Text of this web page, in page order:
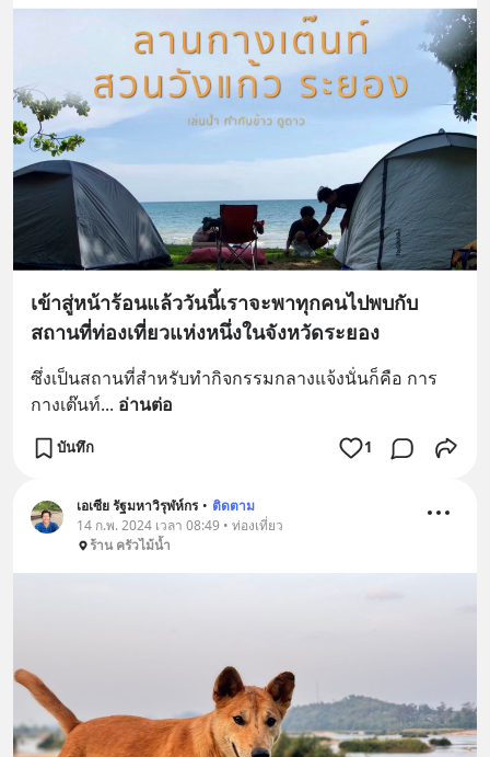
เข้าสู่หน้าร้อนแล้ววันนี้เราจะพาทุกคนไปพบกับ
สถานที่ท่องเที่ยวแห่งหนึ่งในจังหวัดระยอง
ซึ่งเป็นสถานที่สำหรับทำกิจกรรมกลางแจ้งนั่นก็คือ การ
กางเต๊นท์... อ่านต่อ
บันทึก 1
เอเซีย รัฐมหาวิรุฬห์กร • ติดตาม
14 ก.พ. 2024 เวลา 08:49 • ท่องเที่ยว
ร้าน ครัวไม้น้ำ